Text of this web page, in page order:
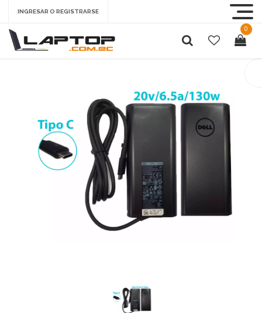
INGRESAR O REGISTRARSE
0